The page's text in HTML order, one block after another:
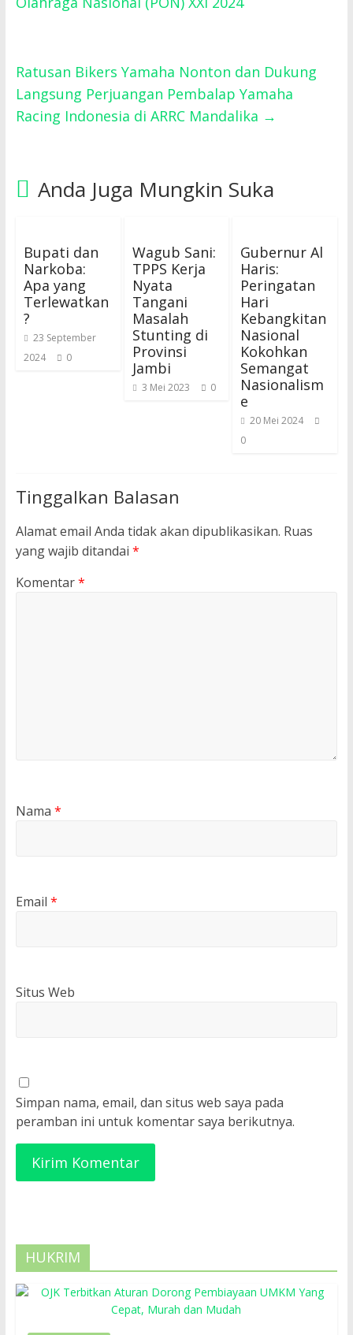
Ratusan Bikers Yamaha Nonton dan Dukung
Langsung Perjuangan Pembalap Yamaha
Racing Indonesia di ARRC Mandalika →
Anda Juga Mungkin Suka
Bupati dan
Narkoba:
Apa yang
Terlewatkan
?
23 September
2024
0
Wagub Sani:
TPPS Kerja
Nyata
Tangani
Masalah
Stunting di
Provinsi
Jambi
3 Mei 2023 0
Gubernur Al
Haris:
Peringatan
Hari
Kebangkitan
Nasional
Kokohkan
Semangat
Nasionalism
e
20 Mei 2024
0
Tinggalkan Balasan
Alamat email Anda tidak akan dipublikasikan. Ruas
yang wajib ditandai *
Komentar*
Nama *
Email *
Situs Web
Simpan nama, email, dan situs web saya pada
peramban ini untuk komentar saya berikutnya.
HUKRIM